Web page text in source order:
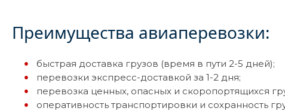
Преимущества авиаперевозки:
быстрая доставка грузов (время в пути 2-5 дней);
перевозки экспресс-доставкой за 1-2 дня;
перевозка ценных, опасных и скоропортящихся
оперативность транспортировки и сохранность